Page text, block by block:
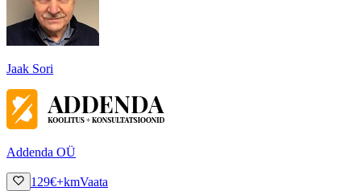
Jaak Sori
Addenda OÜ
129€+kmVaata